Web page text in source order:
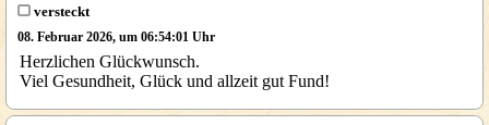
versteckt
08. Februar 2026, um 06:54:01 Uhr
Herzlichen Glückwunsch.
Viel Gesundheit, Glück und allzeit gut Fund!